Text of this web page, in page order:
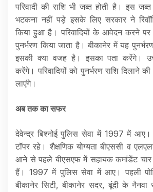
परिवादी की राशि भी जब्त होती है। इस जब्त
भटकना नहीं पड़े इसके लिए सरकार ने
किया हुआ है। परिवादियों के आवेदन करने
पुनर्भरण किया जाता है। बीकानेर में यह
इसकी क्या वजह है। इसका पता करेंगे।
करेंगे। परिवादियों को पुनर्भरण राशि दिलाने
लाएंगे।
अब तक का सफर
देवेन्द्र बिश्नोई पुलिस सेवा में 1997 में
टॉपर रहे। शैक्षणिक योग्यता बीएससी व
आने से पहले बीएसएफ में सहायक कमांडेंट
हैं। 1997 में पुलिस सेवा में आए। पहली
बीकानेर सिटी, बीकानेर सदर, बूंदी के